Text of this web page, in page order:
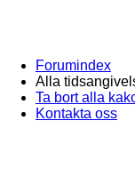
Forumindex
Alla
Ta bort alla
Kontakta oss